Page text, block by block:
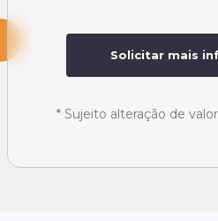
Solicitar mais
* Sujeito alteração de